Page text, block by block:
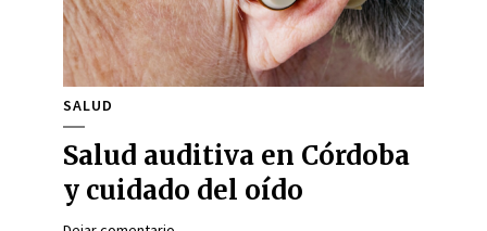
SALUD
Salud auditiva en Córdoba
y cuidado del oído